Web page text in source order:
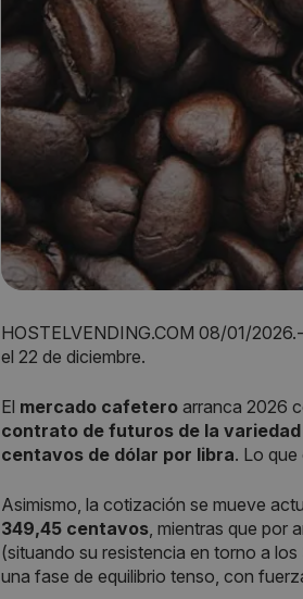
HOSTELVENDING.COM 08/01/
el 22 de diciembre.
El mercado cafetero arranca 2026
contrato de futuros de la
centavos de dólar por libra. Lo
Asimismo, la cotización se mueve
349,45 centavos , mientras que por
(situando su resistencia en torno a los
una fase de equilibrio tenso, con